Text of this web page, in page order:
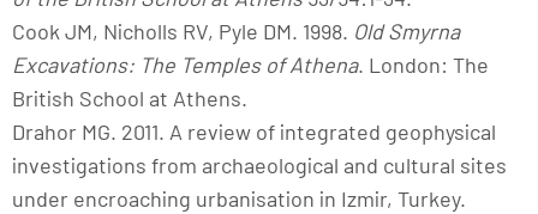
Cook JM, Nicholls RV, Pyle DM. 1998. Old Smyrna
Excavations: The Temples of Athena. London: The
British School at Athens.
Drahor MG. 2011. A review of integrated geophysical
investigations from archaeological and cultural sites
under encroaching urbanisation in Izmir, Turkey.